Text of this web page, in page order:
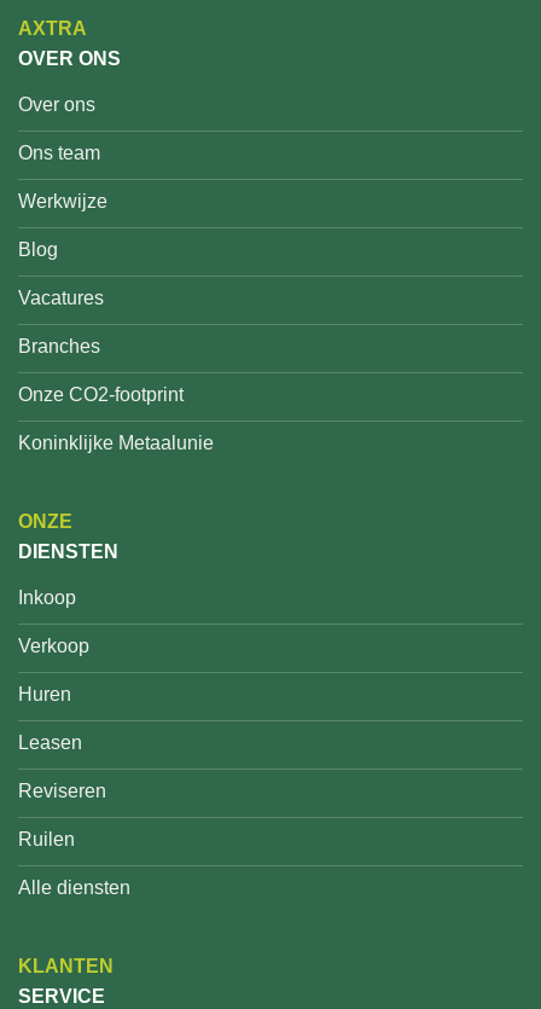
AXTRA
OVER ONS
Over ons
Ons team
Werkwijze
Blog
Vacatures
Branches
Onze CO2-footprint
Koninklijke Metaalunie
ONZE
DIENSTEN
Inkoop
Verkoop
Huren
Leasen
Reviseren
Ruilen
Alle diensten
KLANTEN
SERVICE